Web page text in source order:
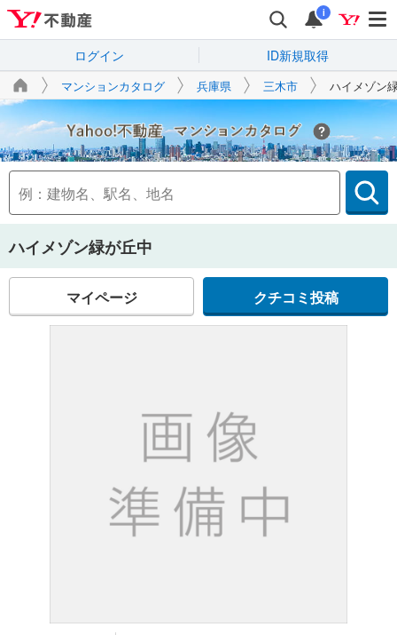
i
ログイン ID新規取得
マンションカタログ 兵庫県 三木市 ハイメゾン
Yahoo!不動産
ハイメゾン緑が丘中
マイページ クチコミ投稿